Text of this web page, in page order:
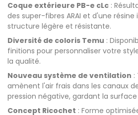
Coque extérieure PB-e cLc :
des super-fibres ARAI et d'une
structure légère et résistante.
Diversité de coloris Temu :
finitions pour personnaliser votre
la qualité.
Nouveau système de ventilation :
amènent l'air frais dans les canaux
pression négative, gardant la surface
Concept Ricochet : Forme